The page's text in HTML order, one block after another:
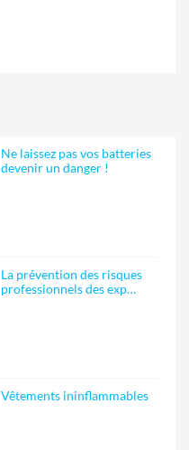
Ne laissez pas vos batteries
devenir un danger !
La prévention des risques
professionnels des exp…
Vêtements ininflammables